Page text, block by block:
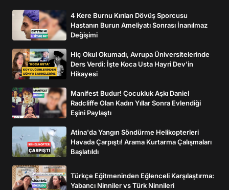
4 Kere Burnu Kırılan Dövüş Sporcusu
Hastanın Burun Ameliyatı Sonrası İnanılmaz
Değişimi
Hiç Okul Okumadı, Avrupa Üniversitelerinde
Ders Verdi: İşte Koca Usta Hayri Dev'in
Hikayesi
Manifest Budur! Çocukluk Aşkı Daniel
Radcliffe Olan Kadın Yıllar Sonra Evlendiği
Eşini Paylaştı
Atina'da Yangın Söndürme Helikopterleri
Havada Çarpıştı! Arama Kurtarma Çalışmaları
Başlatıldı
Türkçe Eğitmeninden Eğlenceli Karşılaştırma:
Yabancı Ninniler vs Türk Ninnileri